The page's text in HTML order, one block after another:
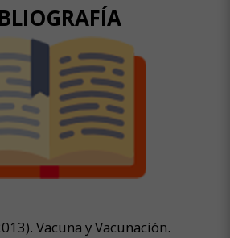
Vacuna y Vacunación.